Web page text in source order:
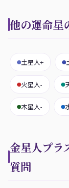
他の運命星
土星人+
火星人-
木星人-
金星人プラ
質問